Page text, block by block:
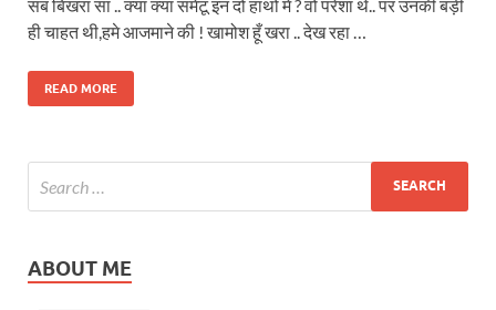
सब बिखरा सा .. क्या क्या समेटू इन दो हाथों मे ? वो परेशां थे.. पर उनकी बड़ी
ही चाहत थी,हमे आजमाने की ! खामोश हूँ खरा .. देख रहा …
READ MORE
ABOUT ME